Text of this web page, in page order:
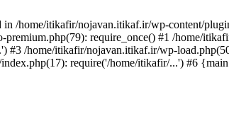
/home/itikafir/nojavan.itikaf.ir/wp-content/
require_once() #1 /home/
/home/itikafir/nojavan.itikaf.ir/wp-
require('/home/itikafir/...') #6